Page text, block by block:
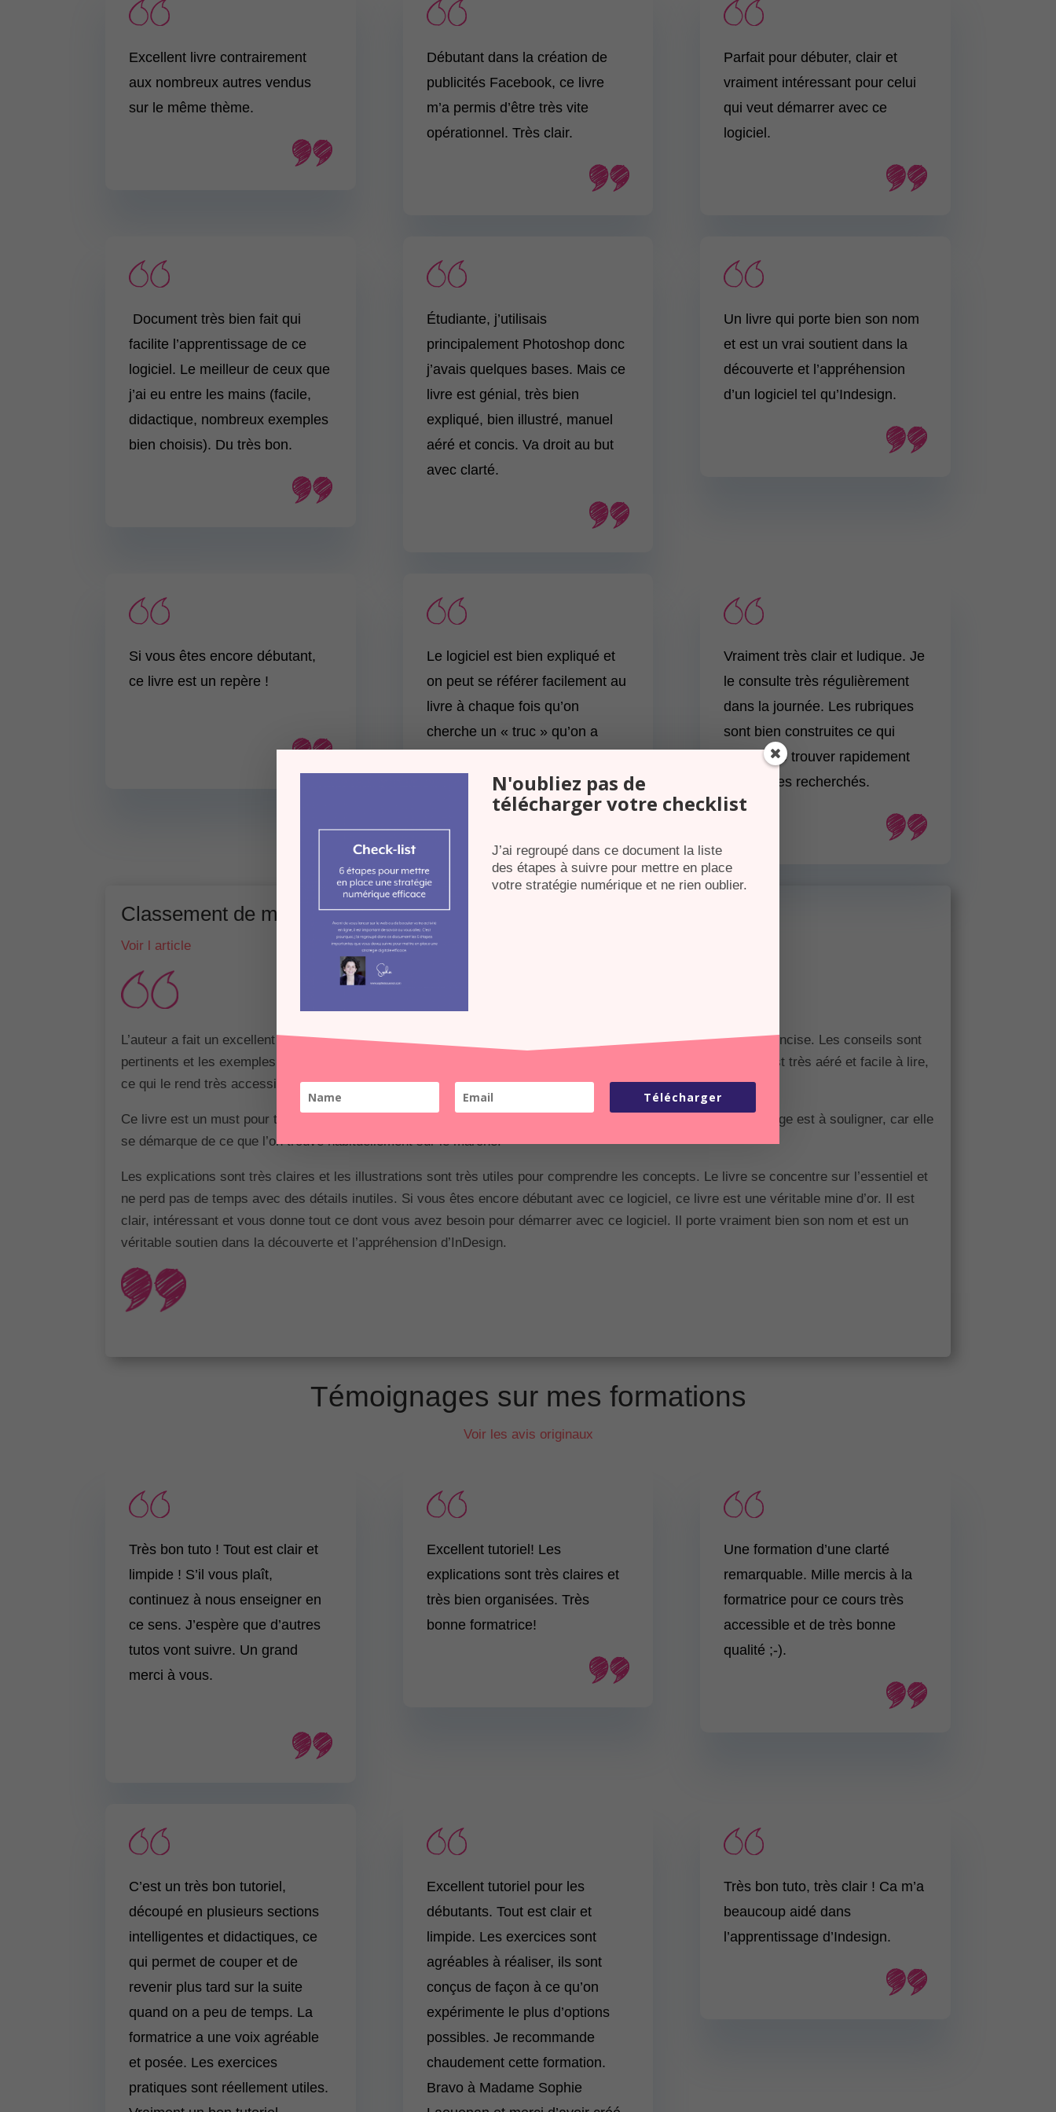
Excellent livre contrairement
aux nombreux autres vendus
sur le même thème.
Débutant dans la création de
publicités Facebook, ce livre
m’a permis d’être très vite
opérationnel. Très clair.
​Parfait pour débuter, clair et
vraiment intéressant pour celui
qui veut démarrer avec ce
logiciel.
Document très bien fait qui
facilite l’apprentissage de ce
logiciel. Le meilleur de ceux que
j’ai eu entre les mains (facile,
didactique, nombreux exemples
bien choisis). Du très bon.
Étudiante, j’utilisais
principalement Photoshop donc
j’avais quelques bases. Mais ce
livre est génial, très bien
expliqué, bien illustré, manuel
aéré et concis. Va droit au but
avec clarté.
Un livre qui porte bien son nom
et est un vrai soutient dans la
découverte et l’appréhension
d’un logiciel tel qu’Indesign.
Si vous êtes encore débutant,
ce livre est un repère !
Le logiciel est bien expliqué et
on peut se référer facilement au
livre à chaque fois qu’on
cherche un « truc » qu’on a
Vraiment très clair et ludique. Je
le consulte très régulièrement
dans la journée. Les rubriques
sont bien construites ce qui
permet de trouver rapidement
les thèmes recherchés.
Classement de mon livreInDesign (top4)
Voir l article
L’auteur a fait un excellent travail pour expliquer les différentes fonctionnalités du logiciel de manière claire et concise. Les conseils sont
pertinents et les exemples choisis sont très représentatifs de ce qu’on peut trouver dans la vie réelle. Le livre est très aéré et facile à lire,
ce qui le rend très accessible, même pour les débutants en la matière.
Ce livre est un must pour tout indépendant ou pour toute entreprise dans le domaine. La qualité de la mise en page est à souligner, car elle
se démarque de ce que l’on trouve habituellement sur le marché.
Les explications sont très claires et les illustrations sont très utiles pour comprendre les concepts. Le livre se concentre sur l’essentiel et
ne perd pas de temps avec des détails inutiles. Si vous êtes encore débutant avec ce logiciel, ce livre est une véritable mine d’or. Il est
clair, intéressant et vous donne tout ce dont vous avez besoin pour démarrer avec ce logiciel. Il porte vraiment bien son nom et est un
véritable soutien dans la découverte et l’appréhension d’InDesign.
Témoignages sur mes formations
Voir les avis originaux
Très bon tuto ! Tout est clair et
limpide ! S’il vous plaît,
continuez à nous enseigner en
ce sens. J’espère que d’autres
tutos vont suivre. Un grand
merci à vous.
Excellent tutoriel! Les
explications sont très claires et
très bien organisées. Très
bonne formatrice!
Une formation d’une clarté
remarquable. Mille mercis à la
formatrice pour ce cours très
accessible et de très bonne
qualité ;-).
C’est un très bon tutoriel,
découpé en plusieurs sections
intelligentes et didactiques, ce
qui permet de couper et de
revenir plus tard sur la suite
quand on a peu de temps. La
formatrice a une voix agréable
et posée. Les exercices
pratiques sont réellement utiles.
Excellent tutoriel pour les
débutants. Tout est clair et
limpide. Les exercices sont
agréables à réaliser, ils sont
conçus de façon à ce qu’on
expérimente le plus d’options
possibles. Je recommande
chaudement cette formation.
Bravo à Madame Sophie
Très bon tuto, très clair ! Ca m’a
beaucoup aidé dans
l’apprentissage d’Indesign.
N'oubliez pas de
télécharger votre checklist
J’ai regroupé dans ce document la liste
des étapes à suivre pour mettre en place
votre stratégie numérique et ne rien oublier.
Télécharger